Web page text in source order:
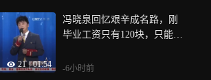
21 | 01:54
冯晓泉回忆艰辛成名路，刚
毕业工资只有120块，只能住
-6小时前